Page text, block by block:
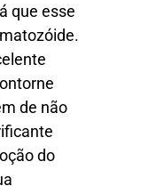
que esse
de não
do